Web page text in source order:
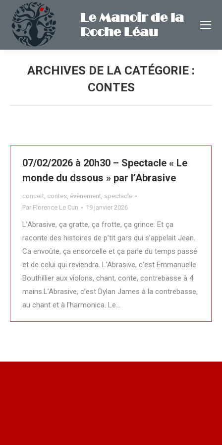
Le Manoir de la
Roche Léau
ARCHIVES DE LA CATÉGORIE :
CONTES
07/02/2026 à 20h30 – Spectacle « Le
monde du dssous » par l’Abrasive
concert, contes, évènement, spectacle
Par Florence Le Cun 19 janvier 2026
L’Abrasive, ça gratte, ça frotte, ça grince. Et ça
raconte des histoires de p’tit gars qui s’appelait Jean.
Ca envoûte, ça ensorcelle et ça parle du temps passé
et de celui qui reviendra. L’Abrasive, c’est Emmanuelle
Bouthillier aux violons, chant, conte, contrebasse à 4
mains.L’Abrasive, c’est Dylan James à la contrebasse,
au chant et à l’harmonica. Le…